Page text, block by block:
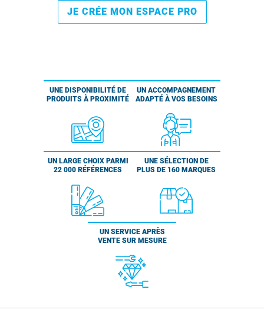
JE CRÉE MON ESPACE PRO
UNE DISPONIBILITÉ DE
PRODUITS À PROXIMITÉ
UN ACCOMPAGNEMENT
ADAPTÉ À VOS BESOINS
UN LARGE CHOIX PARMI
22 000 RÉFÉRENCES
UNE SÉLECTION DE
PLUS DE 160 MARQUES
UN SERVICE APRÈS
VENTE SUR MESURE